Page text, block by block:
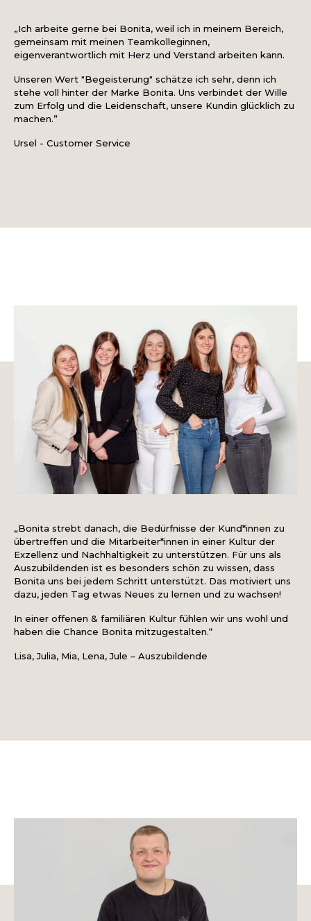
„Ich arbeite gerne bei Bonita, weil ich in meinem Bereich,
gemeinsam mit meinen Teamkolleginnen,
eigenverantwortlich mit Herz und Verstand arbeiten kann.
Unseren Wert "Begeisterung" schätze ich sehr, denn ich
stehe voll hinter der Marke Bonita. Uns verbindet der Wille
zum Erfolg und die Leidenschaft, unsere Kundin glücklich zu
machen.”
Ursel - Customer Service
„Bonita strebt danach, die Bedürfnisse der Kund*innen zu
übertreffen und die Mitarbeiter*innen in einer Kultur der
Exzellenz und Nachhaltigkeit zu unterstützen. Für uns als
Auszubildenden ist es besonders schön zu wissen, dass
Bonita uns bei jedem Schritt unterstützt. Das motiviert uns
dazu, jeden Tag etwas Neues zu lernen und zu wachsen!
In einer offenen & familiären Kultur fühlen wir uns wohl und
haben die Chance Bonita mitzugestalten.“
Lisa, Julia, Mia, Lena, Jule – Auszubildende